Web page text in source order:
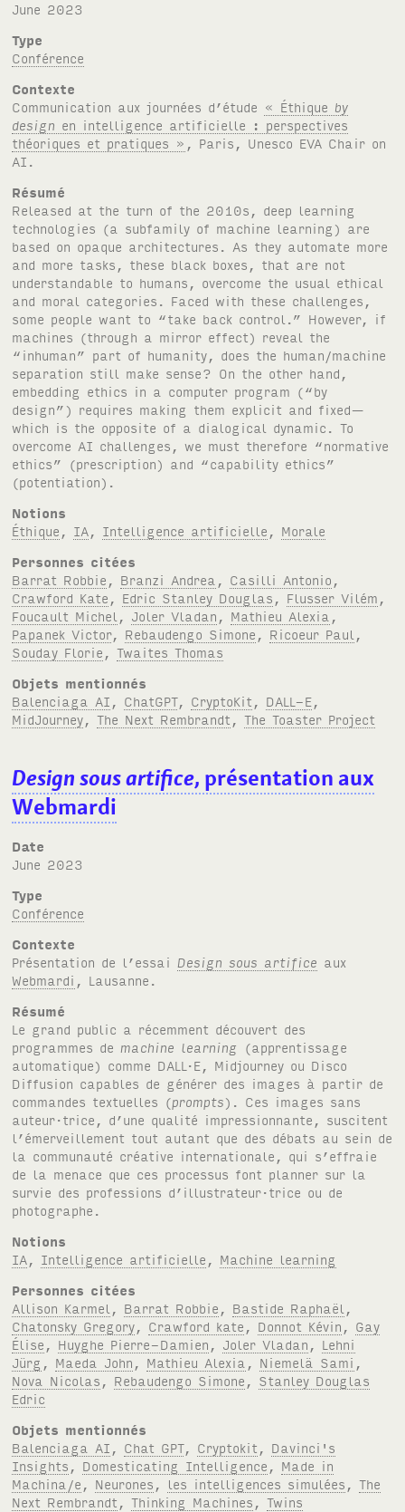
June 2023
Type
Conférence
Contexte
Communication aux journées d’étude « Éthique by
design en intelligence artificielle : perspectives
théoriques et pratiques »
, Paris, Unesco EVA Chair on
AI
Résumé
Released at the turn of the 2010s, deep learning
technologies (a subfamily of machine learning) are
based on opaque architectures. As they automate more
and more tasks, these black boxes, that are not
understandable to humans, overcome the usual ethical
and moral categories. Faced with these challenges,
some people want to “take back control.” However, if
machines (through a mirror effect) reveal the
“inhuman” part of humanity, does the human/machine
separation still make sense? On the other hand,
embedding ethics in a computer program (“by
design”) requires making them explicit and fixed—
which is the opposite of a dialogical dynamic. To
overcome AI challenges, we must therefore “normative
ethics” (prescription) and “capability ethics”
(potentiation).
Notions
Éthique
IA Intelligence artificielle
Morale
Personnes citées
Barrat Robbie
Branzi Andrea Casilli Antonio
Crawford Kate
Edric Stanley Douglas Flusser Vilém
Foucault Michel
Joler Vladan Mathieu Alexia
Papanek Victor, Rebaudengo Simone Ricoeur Paul
Souday Florie ,Twaites Thomas
Objets mentionnés
Balenciaga AI
ChatGPT, CryptoKit DALL-E
MidJourney ,The Next Rembrandt ,The Toaster Project
Design sous artifice, présentation aux
Webmardi
Date
June 2023
Type
Conférence
Contexte
Présentation de l’essai Design sous artifice aux
Webmardi , Lausanne.
Résumé
Le grand public a récemment découvert des
programmes de machine learning (apprentissage
automatique) comme DALL·E, Midjourney ou Disco
Diffusion capables de générer des images à partir de
commandes textuelles (prompts). Ces images sans
auteur·trice, d’une qualité impressionnante, suscitent
l’émerveillement tout autant que des débats au sein de
la communauté créative internationale, qui s’effraie
de la menace que ces processus font planner sur la
survie des professions d’illustrateur·trice ou de
photographe.
Notions
IA, Intelligence artificielle , Machine learning
Personnes citées
Allison Karmel , Barrat Robbie , Bastide Raphaël ,
Chatonsky Gregory, Crawford kate , Donnot Kévin , Gay
Élise , Huyghe Pierre-Damien , Joler Vladan , Lehni
Jürg , Maeda John , Mathieu Alexia , Niemelä Sami ,
Nova Nicolas , Rebaudengo Simone , Stanley Douglas
Edric
Objets mentionnés
Balenciaga AI , Chat GPT, Cryptokit , Davinci's
Insights , Domesticating Intelligence , Made in
Machina/e , Neurones , les intelligences simulées ,The
Next Rembrandt ,Thinking Machines ,Twins